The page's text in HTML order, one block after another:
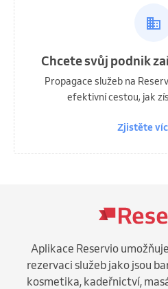
Chcete svůj podnik
Propagace služeb na
efektivní cestou, jak
Zjistěte
Aplikace Reservio
rezervaci služeb jako jsou
kosmetika, kadeřnictví,